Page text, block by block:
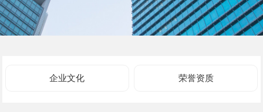
企业文化 荣誉资质